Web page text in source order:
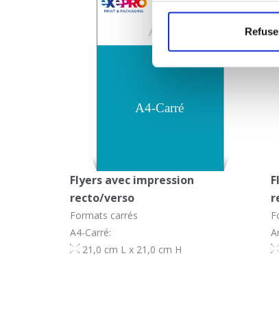
Flyers avec impression
recto/verso
Formats carrés
A4-Carré:
21,0 cm L x 21,0 cm H